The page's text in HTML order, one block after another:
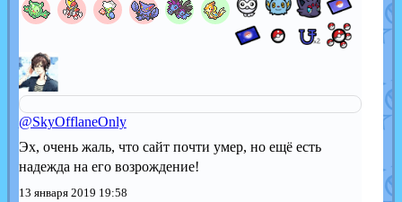
@SkyOfflaneOnly
Эх, очень жаль, что сайт почти умер, но ещё есть
надежда на его возрождение!
13 января 2019 19:58